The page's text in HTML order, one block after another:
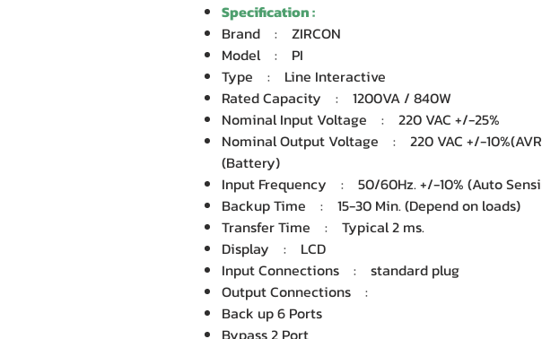
Specification :
Brand : ZIRCON
Model : PI
Type : Line Interactive
Rated Capacity : 1200VA / 840W
Nominal Input Voltage : 220 VAC +/-25%
Nominal Output Voltage : 220 VAC +/-
(Battery)
Input Frequency : 50/60Hz. +/-10% (Auto
Backup Time : 15-30 Min. (Depend on loads)
Transfer Time : Typical 2 ms.
Display : LCD
Input Connections : standard plug
Output Connections :
Back up 6 Ports
Bypass 2 Port